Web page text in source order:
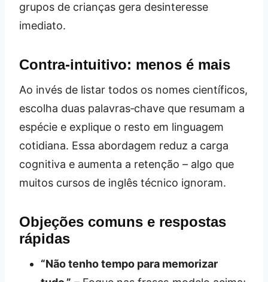
grupos de crianças gera desinteresse
imediato.
Contra‑intuitivo: menos é mais
Ao invés de listar todos os nomes científicos,
escolha duas palavras‑chave que resumam a
espécie e explique o resto em linguagem
cotidiana. Essa abordagem reduz a carga
cognitiva e aumenta a retenção – algo que
muitos cursos de inglês técnico ignoram.
Objeções comuns e respostas
rápidas
“Não tenho tempo para memorizar